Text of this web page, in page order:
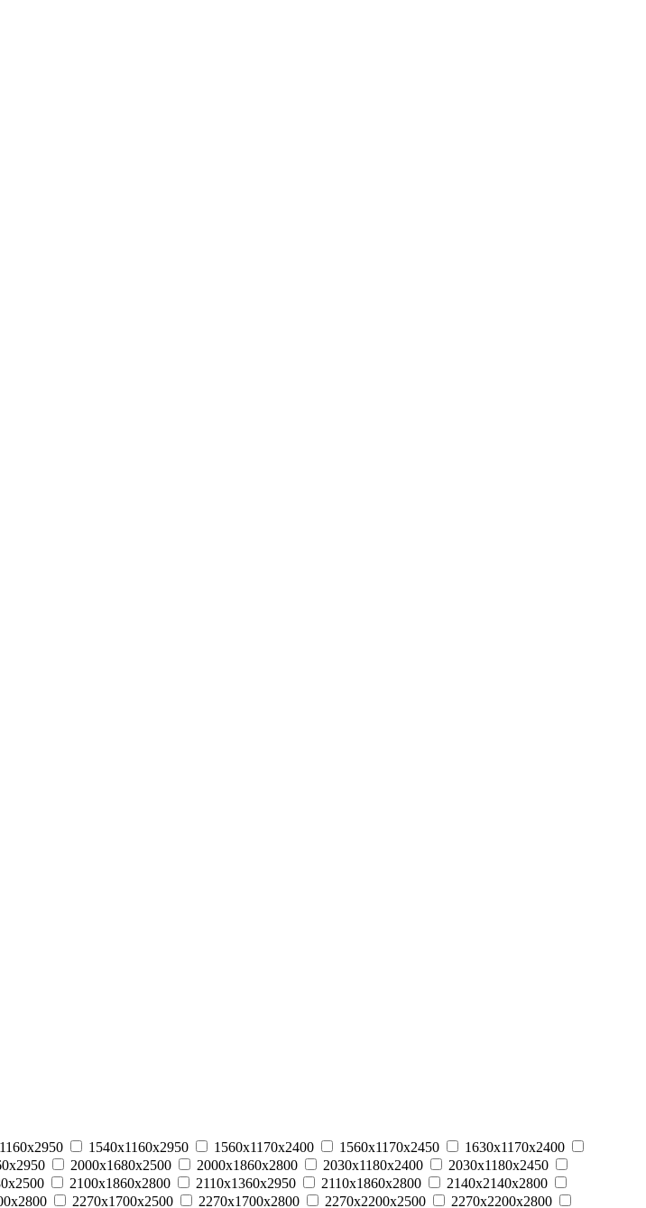
1540х1160х2950 1560х1170х2400 1560х1170х2450
1630х1170х2400
2000х1680х2500 2000х1860х2800 2030х1180х2400
2030х1180х2450
2100х1860х2800 2110х1360х2950 2110х1860х2800
2140х2140х2800
2270х1700х2500 2270х1700х2800 2270х2200х2500 2270х2200х2800